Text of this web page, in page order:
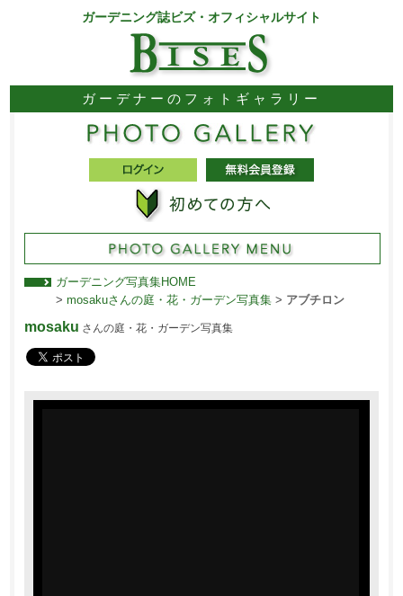
ガーデニング誌ビズ・オフィシャルサイト
ガーデナーのフォトギャラリー
ガーデニング写真集HOME
> mosakuさんの庭・花・ガーデン写真集> アブチロン
mosaku さんの庭・花・ガーデン写真集